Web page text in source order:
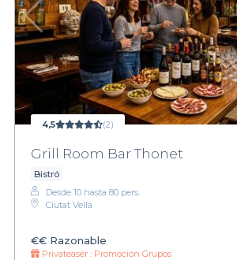
4,5 (2)
Grill Room Bar Thonet
Bistró
Desde 10 hasta 80 pers.
Ciutat Vella
€€ Razonable
Privateaser : Promoción Grupos